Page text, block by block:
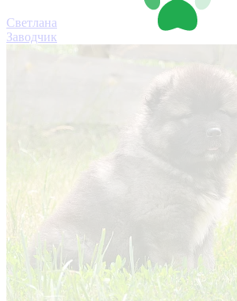
Светлана
Заводчик